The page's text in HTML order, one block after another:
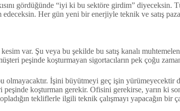
gördüğünde “iyi ki bu sektöre girdim”
Her gün yeni bir enerjiyle teknik ve satış
var. Şu veya bu şekilde bu satış kanalı
peşinde koşturmayan sigortacıların pek çoğu
İşini büyütmeyi geç işin yürümeyecektir
peşinde koşturman gerekir. Ofisini gerekirse, yarın
tekliflerle ilgili teknik çalışmayı yapacağın bir